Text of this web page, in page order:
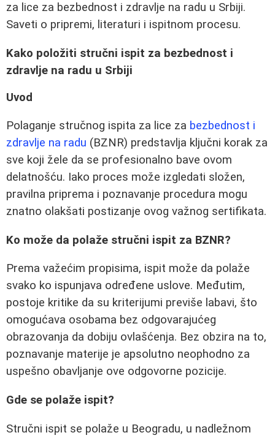
za lice za bezbednost i zdravlje na radu u Srbiji.
Saveti o pripremi, literaturi i ispitnom procesu.
Kako položiti stručni ispit za bezbednost i
zdravlje na radu u Srbiji
Uvod
Polaganje stručnog ispita za lice za bezbednost i
zdravlje na radu (BZNR) predstavlja ključni korak za
sve koji žele da se profesionalno bave ovom
delatnošću. Iako proces može izgledati složen,
pravilna priprema i poznavanje procedura mogu
znatno olakšati postizanje ovog važnog sertifikata.
Ko može da polaže stručni ispit za BZNR?
Prema važećim propisima, ispit može da polaže
svako ko ispunjava određene uslove. Međutim,
postoje kritike da su kriterijumi previše labavi, što
omogućava osobama bez odgovarajućeg
obrazovanja da dobiju ovlašćenja. Bez obzira na to,
poznavanje materije je apsolutno neophodno za
uspešno obavljanje ove odgovorne pozicije.
Gde se polaže ispit?
Stručni ispit se polaže u Beogradu, u nadležnom